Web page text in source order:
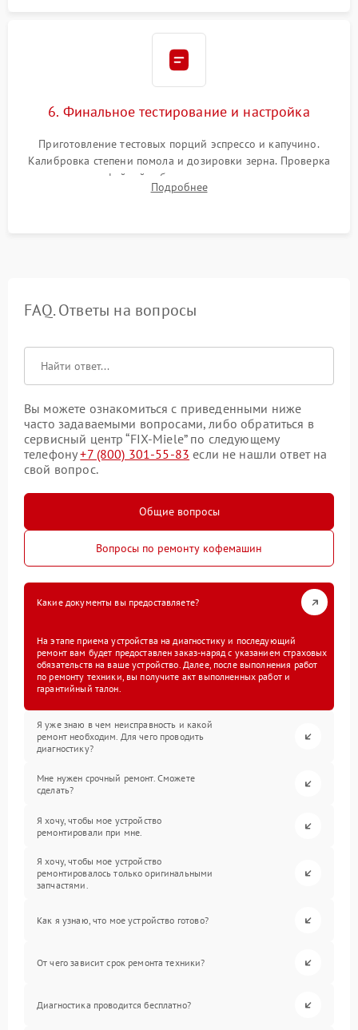
6. Финальное тестирование и настройка
Приготовление тестовых порций эспрессо и капучино.
Калибровка степени помола и дозировки зерна. Проверка
плотности кофейной таблетки, температуры напитка и
качества молочной пены. Контроль отсутствия посторонних
Подробнее
FAQ. Ответы на вопросы
Вы можете ознакомиться с приведенными ниже
часто задаваемыми вопросами, либо обратиться в
сервисный центр “FIX-Miele” по следующему
телефону+7 (800) 301-55-83 если не нашли ответ на
свой вопрос.
Общие вопросы
Вопросы по ремонту кофемашин
Какие документы вы предоставляете?
На этапе приема устройства на диагностику и последующий
ремонт вам будет предоставлен заказ-наряд с указанием страховых
обязательств на ваше устройство. Далее, после выполнения работ
по ремонту техники, вы получите акт выполненных работ и
гарантийный талон.
Я уже знаю в чем неисправность и какой
ремонт необходим. Для чего проводить
диагностику?
Мне нужен срочный ремонт. Сможете
сделать?
Я хочу, чтобы мое устройство
ремонтировали при мне.
Я хочу, чтобы мое устройство
ремонтировалось только оригинальными
запчастями.
Как я узнаю, что мое устройство готово?
От чего зависит срок ремонта техники?
Диагностика проводится бесплатно?